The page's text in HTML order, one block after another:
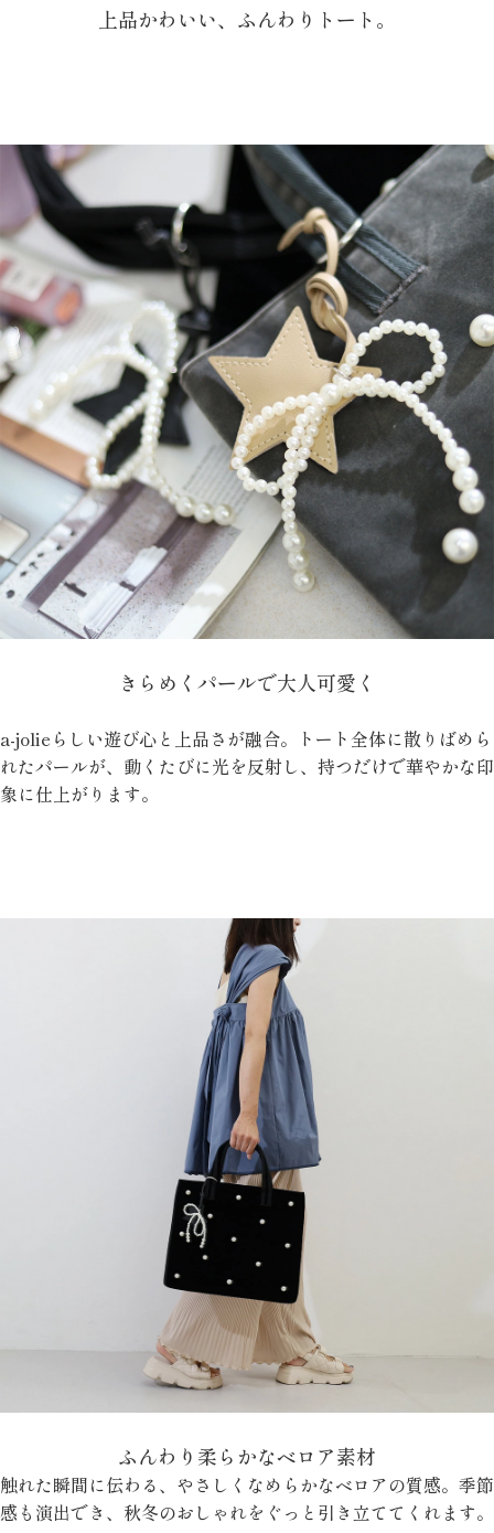
上品かわいい、ふんわりトート。
きらめくパールで大人可愛く
a-jolieらしい遊び心と上品さが融合。トート全体に散りばめら
れたパールが、動くたびに光を反射し、持つだけで華やかな印
象に仕上がります。
ふんわり柔らかなベロア素材
触れた瞬間に伝わる、やさしくなめらかなベロアの質感。季節
感も演出でき、秋冬のおしゃれをぐっと引き立ててくれます。